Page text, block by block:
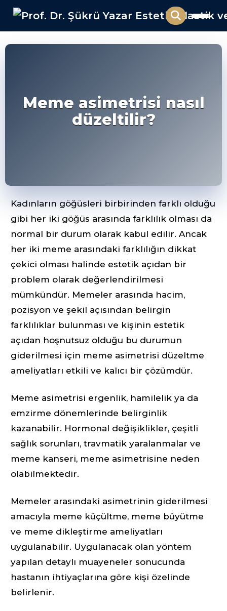
Meme asimetrisi nasıl
düzeltilir?
Kadınların göğüsleri birbirinden farklı olduğu
gibi her iki göğüs arasında farklılık olması da
normal bir durum olarak kabul edilir. Ancak
her iki meme arasındaki farklılığın dikkat
çekici olması halinde estetik açıdan bir
problem olarak değerlendirilmesi
mümkündür. Memeler arasında hacim,
pozisyon ve şekil açısından belirgin
farklılıklar bulunması ve kişinin estetik
açıdan hoşnutsuz olduğu bu durumun
giderilmesi için meme asimetrisi düzeltme
ameliyatları etkili ve kalıcı bir çözümdür.
Meme asimetrisi ergenlik, hamilelik ya da
emzirme dönemlerinde belirginlik
kazanabilir. Hormonal değişiklikler, çeşitli
sağlık sorunları, travmatik yaralanmalar ve
meme kanseri, meme asimetrisine neden
olabilmektedir.
Memeler arasındaki asimetrinin giderilmesi
amacıyla meme küçültme, meme büyütme
ve meme dikleştirme ameliyatları
uygulanabilir. Uygulanacak olan yöntem
yapılan detaylı muayeneler sonucunda
hastanın ihtiyaçlarına göre kişi özelinde
belirlenir.